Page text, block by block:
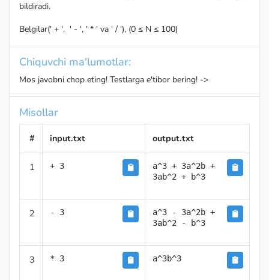
bildiradi.
Belgilar(' + ', ' - ', ' * ' va ' / '), (0 ≤ N ≤ 100)
Chiquvchi ma'lumotlar:
Mos javobni chop eting! Testlarga e'tibor bering! ->
Misollar
# input.txt output.txt
1 + 3
a^3 + 3a^2b +
3ab^2 + b^3
2 - 3
a^3 - 3a^2b +
3ab^2 - b^3
3 * 3 a^3b^3